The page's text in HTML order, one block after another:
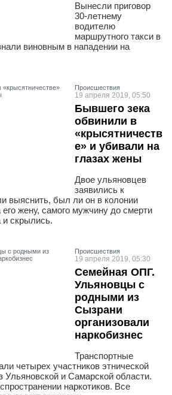
Вынесли приговор
30-летнему
водителю
маршрутного такси в
виновным в нападении на
Проиcшествия
19 апреля 2019, 05:50
Бывшего зека
обвинили в
«крысятничеств
е» и убивали на
глазах жены
Двое ульяновцев
заявились к
выяснить, был ли он в колонии
жену, самого мужчину до смерти
и скрылись.
Проиcшествия
19 апреля 2019, 05:30
Семейная ОПГ.
Ульяновцы с
родными из
Сызрани
организовали
наркобизнес
Транспортные
четырех участников этнической
Ульяновской и Самарской области.
наркотиков. Все